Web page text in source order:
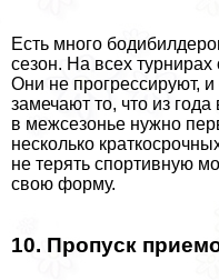
Есть много
сезон. На всех
Они не прогрессируют,
замечают то, что из
в межсезонье нужно
несколько
не терять спортивную
свою форму.
10. Пропуск